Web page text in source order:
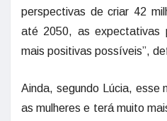
perspectivas de criar 42
até 2050, as expectativas
mais positivas possíveis”,
Ainda, segundo Lúcia, esse
as mulheres e terá muito